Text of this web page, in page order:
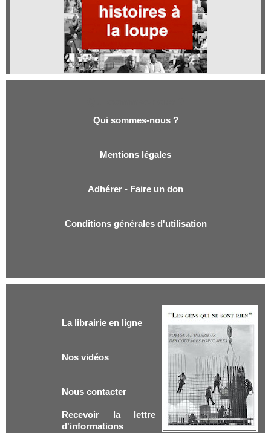
Qui sommes-nous ?
Mentions légales
Adhérer - Faire un don
Conditions générales d'utilisation
La librairie en ligne
Nos vidéos
Nous contacter
Recevoir la lettre
d'informations